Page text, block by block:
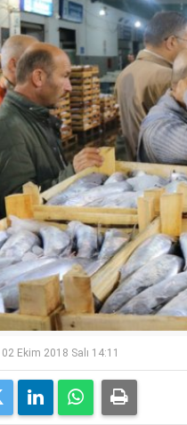
02 Ekim 2018 Salı 14:11